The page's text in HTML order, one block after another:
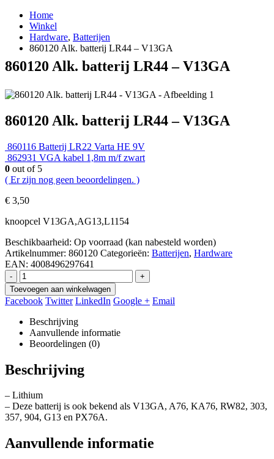
Home
Winkel
Hardware, Batterijen
860120 Alk. batterij LR44 – V13GA
860120 Alk. batterij LR44 – V13GA
860120 Alk. batterij LR44 – V13GA
860116 Batterij LR22 Varta HE 9V
862931 VGA kabel 1,8m m/f zwart
0 out of 5
( Er zijn nog geen beoordelingen. )
€ 3,50
knoopcel V13GA,AG13,L1154
Beschikbaarheid: Op voorraad (kan nabesteld worden)
Artikelnummer: 860120 Categorieën: Batterijen, Hardware
EAN: 4008496297641
-
+
Toevoegen aan winkelwagen
Facebook Twitter LinkedIn Google + Email
Beschrijving
Aanvullende informatie
Beoordelingen (0)
Beschrijving
– Lithium
– Deze batterij is ook bekend als V13GA, A76, KA76, RW82, 303,
357, 904, G13 en PX76A.
Aanvullende informatie